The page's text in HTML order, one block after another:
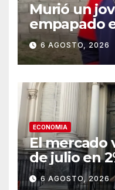
Murió un
empapado
prendido
tras una
agonizó
hijos
6 AGOSTO, 2026
ECONOMIA
El mercado
de julio en
menor
6 AGOSTO, 2026